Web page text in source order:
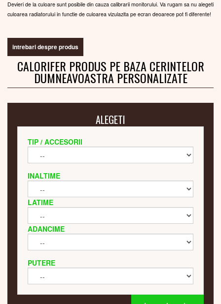
Devieri de la culoare sunt posibile din cauza calibrarii monitorului. Va rugam sa nu alegeti
culoarea radiatorului in functie de culoarea vizulazita pe ecran deoarece pot fi diferente!
intrebari despre produs
CALORIFER PRODUS PE BAZA CERINTELOR
DUMNEAVOASTRA PERSONALIZATE
ALEGETI
TIP / ACCESORII
INALTIME
LATIME
ADANCIME
PUTERE